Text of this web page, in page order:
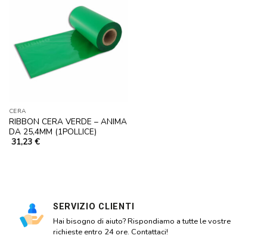
CERA
RIBBON CERA VERDE – ANIMA
DA 25,4MM (1POLLICE)
31,23 €
SERVIZIO CLIENTI
Hai bisogno di aiuto? Rispondiamo a tutte le vostre
richieste entro 24 ore. Contattaci!